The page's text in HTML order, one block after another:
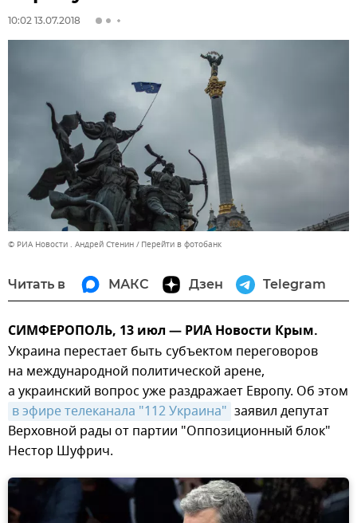
10:02 13.07.2018
© РИА Новости . Андрей Стенин Перейти в фотобанк
Читать в МАКС Дзен Telegram
СИМФЕРОПОЛЬ, 13 июл — РИА Новости Крым.
Украина перестает быть субъектом переговоров
на международной политической арене,
а украинский вопрос уже раздражает Европу. Об этом
в эфире телеканала "112 Украина" заявил депутат
Верховной рады от партии "Оппозиционный блок"
Нестор Шуфрич.